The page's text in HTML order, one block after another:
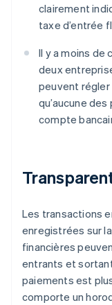
clairement
taxe d’entrée
Il y a moins de
deux
peuvent régler
qu’aucune
compte
Les transactions
enregistrées sur
financières
entrants et
paiements est
comporte un